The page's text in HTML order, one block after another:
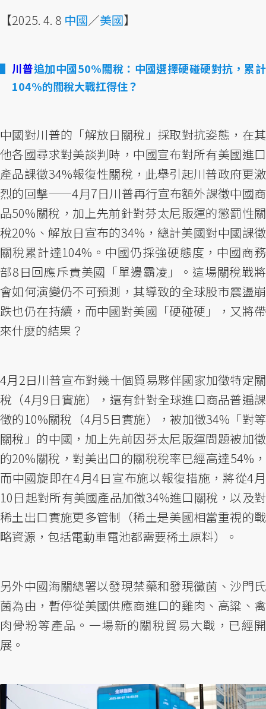
【2025. 4. 8 中國／美國】
川普追加中國50%關稅：中國選擇硬碰硬對抗，累計
104%的關稅大戰扛得住？
中國對川普的「解放日關稅」採取對抗姿態，在其
他各國尋求對美談判時，中國宣布對所有美國進口
產品課徵34%報復性關稅，此舉引起川普政府更激
烈的回擊——4月7日川普再行宣布額外課徵中國商
品50%關稅，加上先前針對芬太尼販運的懲罰性關
稅20%、解放日宣布的34%，總計美國對中國課徵
關稅累計達104%。中國仍採強硬態度，中國商務
部8日回應斥責美國「單邊霸凌」。這場關稅戰將
會如何演變仍不可預測，其導致的全球股市震盪崩
跌也仍在持續，而中國對美國「硬碰硬」，又將帶
來什麼的結果？
4月2日川普宣布對幾十個貿易夥伴國家加徵特定關
稅（4月9日實施），還有針對全球進口商品普遍課
徵的10%關稅（4月5日實施），被加徵34%「對等
關稅」的中國，加上先前因芬太尼販運問題被加徵
的20%關稅，對美出口的關稅稅率已經高達54%，
而中國旋即在4月4日宣布施以報復措施，將從4月
10日起對所有美國產品加徵34%進口關稅，以及對
稀土出口實施更多管制（稀土是美國相當重視的戰
略資源，包括電動車電池都需要稀土原料）。
另外中國海關總署以發現禁藥和發現黴菌、沙門氏
菌為由，暫停從美國供應商進口的雞肉、高粱、禽
肉骨粉等產品。一場新的關稅貿易大戰，已經開
展。